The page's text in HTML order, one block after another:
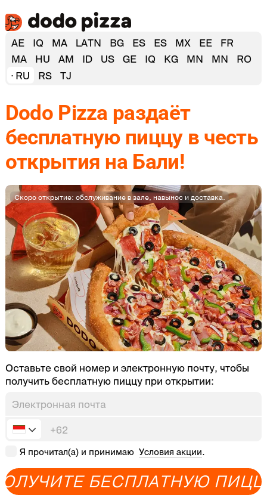
AE IQ MA LATN BG ES ES MX EE
FR
MA
HU AM ID US GE IQ KG MN MN
RO
RU
RS TJ
Dodo Pizza раздаёт
бесплатную пиццу в честь
открытия на Бали!
Скоро открытие: обслуживание в зале, навынос и доставка.
Оставьте свой номер и электронную почту, чтобы
получить бесплатную пиццу при открытии:
Я прочитал(а) и принимаю Условия акции.
ОЛУЧИТЕ БЕСПЛАТНУЮ ПИЦ